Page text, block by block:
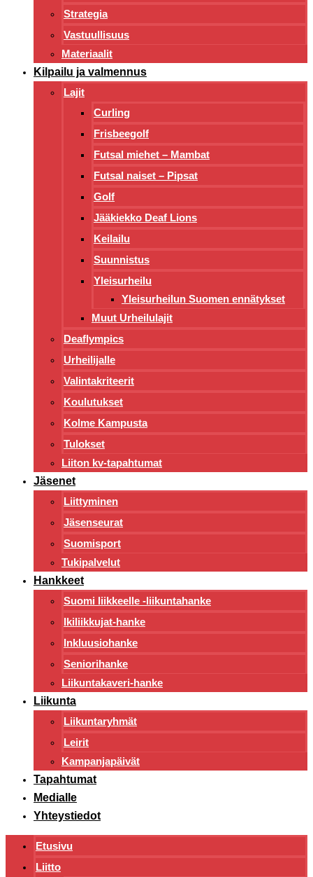
Strategia
Vastuullisuus
Materiaalit
Kilpailu ja valmennus
Lajit
Curling
Frisbeegolf
Futsal miehet – Mambat
Futsal naiset – Pipsat
Golf
Jääkiekko Deaf Lions
Keilailu
Suunnistus
Yleisurheilu
Yleisurheilun Suomen ennätykset
Muut Urheilulajit
Deaflympics
Urheilijalle
Valintakriteerit
Koulutukset
Kolme Kampusta
Tulokset
Liiton kv-tapahtumat
Jäsenet
Liittyminen
Jäsenseurat
Suomisport
Tukipalvelut
Hankkeet
Suomi liikkeelle -liikuntahanke
Ikiliikkujat-hanke
Inkluusiohanke
Seniorihanke
Liikuntakaveri-hanke
Liikunta
Liikuntaryhmät
Leirit
Kampanjapäivät
Tapahtumat
Medialle
Yhteystiedot
Etusivu
Liitto